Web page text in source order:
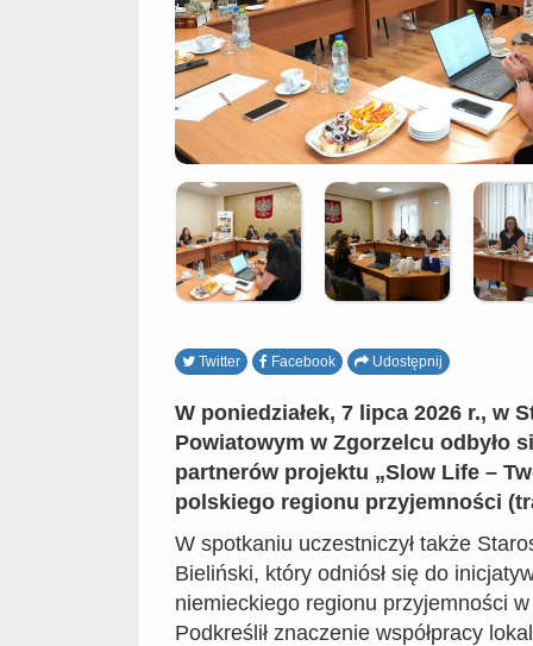
Twitter Facebook Udostępnij
W poniedziałek, 7 lipca 2026 r., w
Powiatowym w Zgorzelcu odbyło
partnerów projektu „Slow Life –
polskiego regionu przyjemności
W spotkaniu uczestniczył także
Bieliński, który odniósł się do
niemieckiego regionu przyjemności
Podkreślił znaczenie współpracy